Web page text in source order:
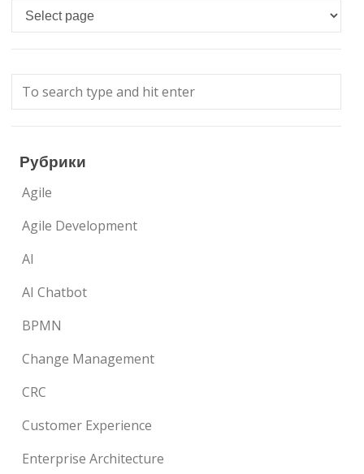
Languages
Рубрики
Agile
Agile Development
AI
AI Chatbot
BPMN
Change Management
CRC
Customer Experience
Enterprise Architecture